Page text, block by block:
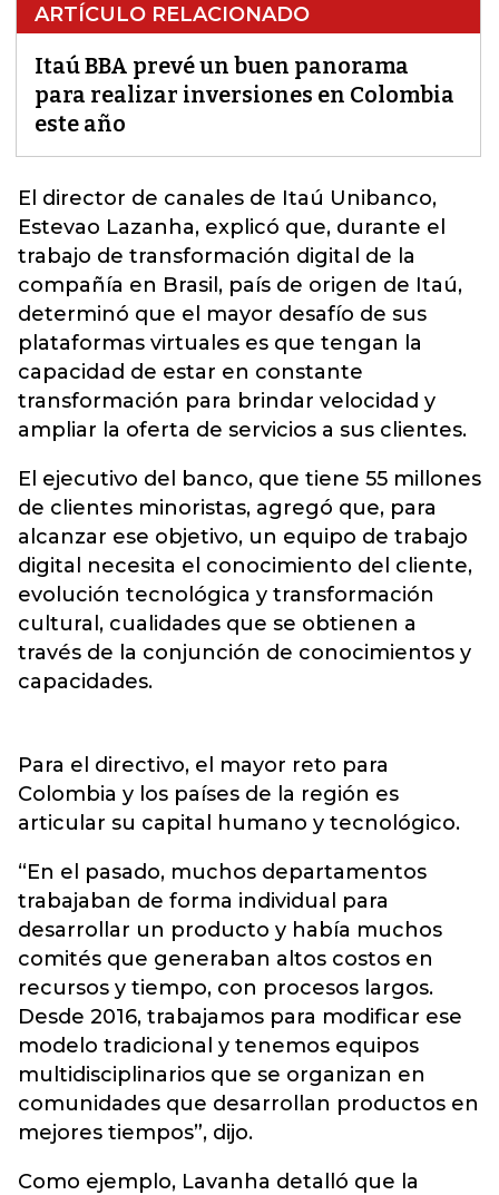
ARTÍCULO RELACIONADO
Itaú BBA prevé un buen panorama
para realizar inversiones en Colombia
este año
El director de canales de Itaú Unibanco,
Estevao Lazanha, explicó que, durante el
trabajo de transformación digital de la
compañía en Brasil, país de origen de Itaú,
determinó que el mayor desafío de sus
plataformas virtuales es que tengan la
capacidad de estar en constante
transformación para brindar velocidad y
ampliar la oferta de servicios a sus clientes.
El ejecutivo del banco, que tiene 55 millones
de clientes minoristas, agregó que, para
alcanzar ese objetivo, un equipo de trabajo
digital necesita el conocimiento del cliente,
evolución tecnológica y transformación
cultural, cualidades que se obtienen a
través de la conjunción de conocimientos y
capacidades.
Para el directivo, el mayor reto para
Colombia y los países de la región es
articular su capital humano y tecnológico.
“En el pasado, muchos departamentos
trabajaban de forma individual para
desarrollar un producto y había muchos
comités que generaban altos costos en
recursos y tiempo, con procesos largos.
Desde 2016, trabajamos para modificar ese
modelo tradicional y tenemos equipos
multidisciplinarios que se organizan en
comunidades que desarrollan productos en
mejores tiempos”, dijo.
Como ejemplo, Lavanha detalló que la